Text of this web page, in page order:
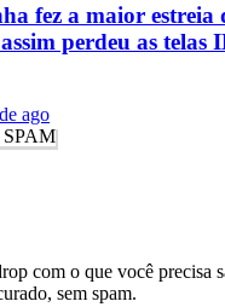
fez a maior estreia
perdeu as telas
ago
SPAM
com o que você precisa
sem spam.